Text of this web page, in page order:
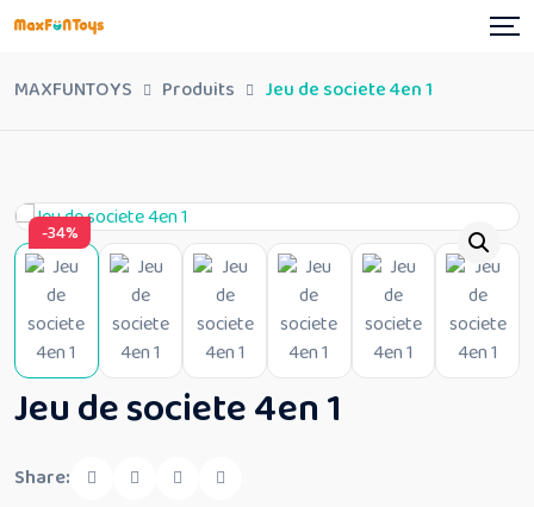
Skip
to
MAXFUNTOYS Produits Jeu de societe 4en 1
-34%
Jeu de societe 4en 1
Share: